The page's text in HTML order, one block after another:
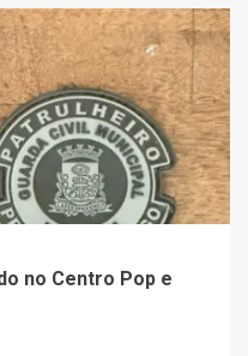
no Centro Pop e